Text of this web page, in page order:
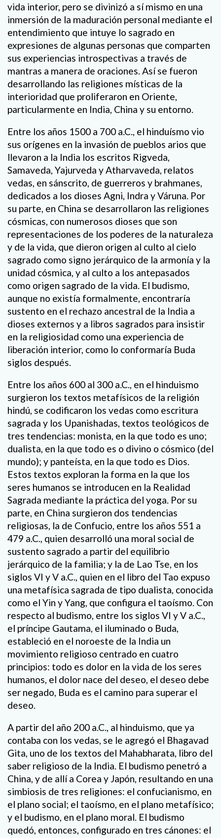
vida interior, pero se divinizó a sí mismo en una
inmersión de la maduración personal mediante el
entendimiento que intuye lo sagrado en
expresiones de algunas personas que comparten
sus experiencias introspectivas a través de
mantras a manera de oraciones. Así se fueron
desarrollando las religiones místicas de la
interioridad que proliferaron en Oriente,
particularmente en India, China y su entorno.
Entre los años 1500 a 700 a.C., el hinduísmo vio
sus orígenes en la invasión de pueblos arios que
llevaron a la India los escritos Rigveda,
Samaveda, Yajurveda y Atharvaveda, relatos
vedas, en sánscrito, de guerreros y brahmanes,
dedicados a los dioses Agni, Indra y Váruna. Por
su parte, en China se desarrollaron las religiones
cósmicas, con numerosos dioses que son
representaciones de los poderes de la naturaleza
y de la vida, que dieron origen al culto al cielo
sagrado como signo jerárquico de la armonía y la
unidad cósmica, y al culto a los antepasados
como origen sagrado de la vida. El budismo,
aunque no existía formalmente, encontraría
sustento en el rechazo ancestral de la India a
dioses externos y a libros sagrados para insistir
en la religiosidad como una experiencia de
liberación interior, como lo conformaría Buda
siglos después.
Entre los años 600 al 300 a.C., en el hinduismo
surgieron los textos metafísicos de la religión
hindú, se codificaron los vedas como escritura
sagrada y los Upanishadas, textos teológicos de
tres tendencias: monista, en la que todo es uno;
dualista, en la que todo es o divino o cósmico (del
mundo); y panteísta, en la que todo es Dios.
Estos textos exploran la forma en la que los
seres humanos se introducen en la Realidad
Sagrada mediante la práctica del yoga. Por su
parte, en China surgieron dos tendencias
religiosas, la de Confucio, entre los años 551 a
479 a.C., quien desarrolló una moral social de
sustento sagrado a partir del equilibrio
jerárquico de la familia; y la de Lao Tse, en los
siglos VI y V a.C., quien en el libro del Tao expuso
una metafísica sagrada de tipo dualista, conocida
como el Yin y Yang, que configura el taoísmo. Con
respecto al budismo, entre los siglos VI y V a.C.,
el príncipe Gautama, el iluminado o Buda,
estableció en el noroeste de la India un
movimiento religioso centrado en cuatro
principios: todo es dolor en la vida de los seres
humanos, el dolor nace del deseo, el deseo debe
ser negado, Buda es el camino para superar el
deseo.
A partir del año 200 a.C., al hinduismo, que ya
contaba con los vedas, se le agregó el Bhagavad
Gita, uno de los textos del Mahabharata, libro del
saber religioso de la India. El budismo penetró a
China, y de allí a Corea y Japón, resultando en una
simbiosis de tres religiones: el confucianismo, en
el plano social; el taoísmo, en el plano metafísico;
y el budismo, en el plano moral. El budismo
quedó, entonces, configurado en tres cánones: el